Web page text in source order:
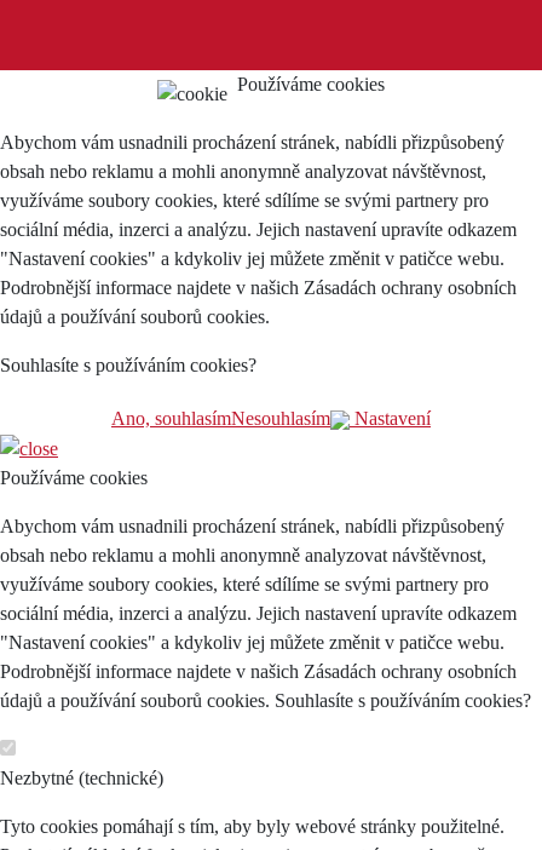
Používáme cookies
Abychom vám usnadnili procházení stránek, nabídli přizpůsobený
obsah nebo reklamu a mohli anonymně analyzovat návštěvnost,
využíváme soubory cookies, které sdílíme se svými partnery pro
sociální média, inzerci a analýzu. Jejich nastavení upravíte odkazem
"Nastavení cookies" a kdykoliv jej můžete změnit v patičce webu.
Podrobnější informace najdete v našich Zásadách ochrany osobních
údajů a používání souborů cookies.
Souhlasíte s používáním cookies?
Ano, souhlasímNesouhlasím Nastavení
Používáme cookies
Abychom vám usnadnili procházení stránek, nabídli přizpůsobený
obsah nebo reklamu a mohli anonymně analyzovat návštěvnost,
využíváme soubory cookies, které sdílíme se svými partnery pro
sociální média, inzerci a analýzu. Jejich nastavení upravíte odkazem
"Nastavení cookies" a kdykoliv jej můžete změnit v patičce webu.
Podrobnější informace najdete v našich Zásadách ochrany osobních
údajů a používání souborů cookies. Souhlasíte s používáním cookies?
Nezbytné (technické)
Tyto cookies pomáhají s tím, aby byly webové stránky použitelné.